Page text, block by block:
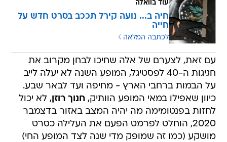
עוד בוואלה
חיה ב... נועה קירל תככב בסרט חדש על
חייה
לכתבה המלאה
עם זאת, לצערם של אלה שחיכו לבחן מקרוב את
חגיגות ה-40 לפסטיגל, המופע השנה לא יעלה לייב
על הבמות ברחבי הארץ - מחיפה ועד לבאר שבע.
כיוון שאפילו במאי המופע הוותיק,חנוך רוזן, לא יכול
לחזות בפנטומימה מה יהיה המצב באזור בדצמבר
2020, הוחלט לפרמט הפעם את העלילה כסרט
מושקע (כמו זה שמופק מדי שנה לצד המופע החי)